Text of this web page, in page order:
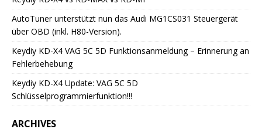
AutoTuner unterstützt nun das Audi MG1CS031 Steuergerät
über OBD (inkl. H80-Version).
Keydiy KD-X4 VAG 5C 5D Funktionsanmeldung – Erinnerung an
Fehlerbehebung
Keydiy KD-X4 Update: VAG 5C 5D
Schlüsselprogrammierfunktion!!!
ARCHIVES